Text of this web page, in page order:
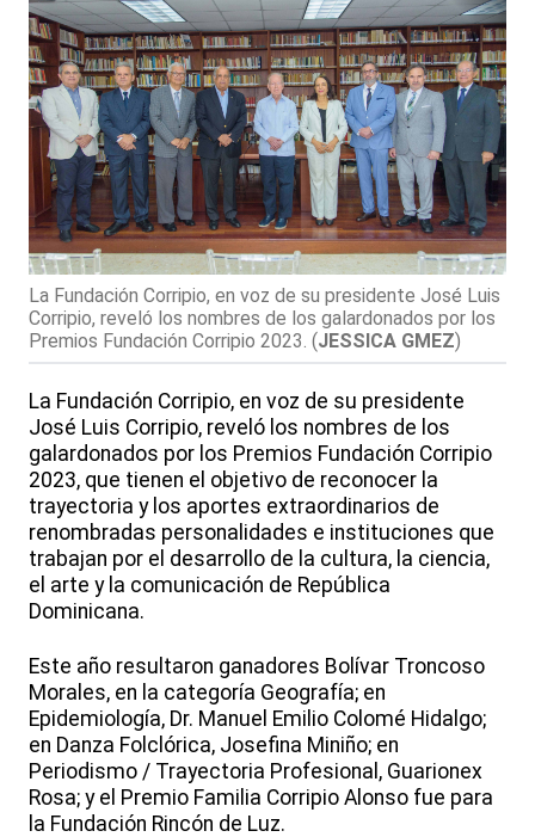
La Fundación Corripio, en voz de su presidente José Luis
Corripio, reveló los nombres de los galardonados por los
Premios Fundación Corripio 2023. (JESSICA GMEZ)
La Fundación Corripio, en voz de su presidente
José Luis Corripio, reveló los nombres de los
galardonados por los Premios Fundación Corripio
2023, que tienen el objetivo de reconocer la
trayectoria y los aportes extraordinarios de
renombradas personalidades e instituciones que
trabajan por el desarrollo de la cultura, la ciencia,
el arte y la comunicación de República
Dominicana.
Este año resultaron ganadores Bolívar Troncoso
Morales, en la categoría Geografía; en
Epidemiología, Dr. Manuel Emilio Colomé Hidalgo;
en Danza Folclórica, Josefina Miniño; en
Periodismo / Trayectoria Profesional, Guarionex
Rosa; y el Premio Familia Corripio Alonso fue para
la Fundación Rincón de Luz.